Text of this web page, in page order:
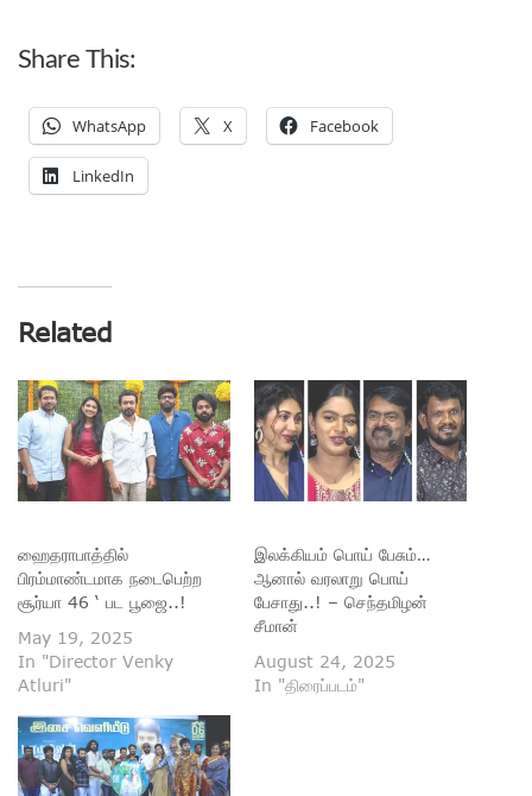
Share This:
WhatsApp X Facebook
LinkedIn
Related
ஹைதராபாத்தில்
பிரம்மாண்டமாக நடைபெற்ற
சூர்யா 46 ‘ பட பூஜை..!
May 19, 2025
In "Director Venky
Atluri"
இலக்கியம் பொய் பேசும்…
ஆனால் வரலாறு பொய்
பேசாது..! – செந்தமிழன்
சீமான்
August 24, 2025
In "திரைப்படம்"